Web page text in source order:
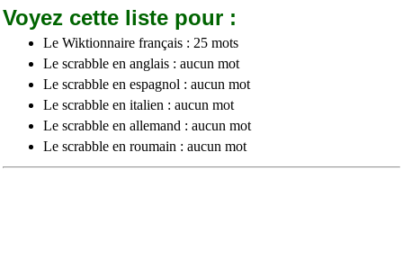
Voyez cette liste pour :
Le Wiktionnaire français : 25 mots
Le scrabble en anglais : aucun mot
Le scrabble en espagnol : aucun mot
Le scrabble en italien : aucun mot
Le scrabble en allemand : aucun mot
Le scrabble en roumain : aucun mot